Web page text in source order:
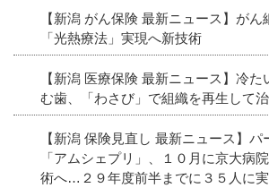
【新潟 がん保険 最新ニュース】が
「光熱療法」実現へ新技術
【新潟 医療保険 最新ニュース】冷
む歯、「わさび」で組織を再生して
【新潟 保険見直し 最新ニュース】
「アムシェプリ」、１０月に京大病
術へ…２９年度前半までに３５人に